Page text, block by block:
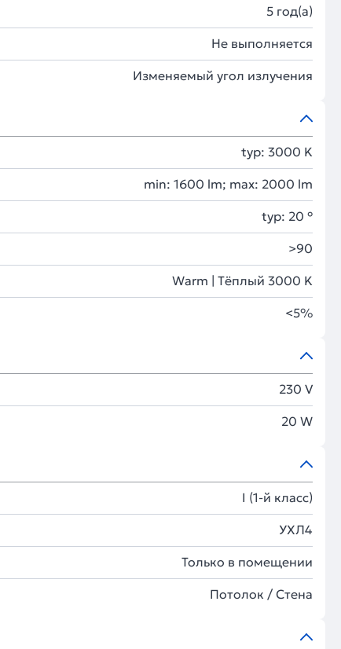
5 год(а)
Не выполняется
Изменяемый угол излучения
typ: 3000 K
min: 1600 lm; max: 2000 lm
typ: 20 °
>90
Warm | Тёплый 3000 K
<5%
230 V
20 W
I (1-й класс)
УХЛ4
Только в помещении
Потолок / Cтена